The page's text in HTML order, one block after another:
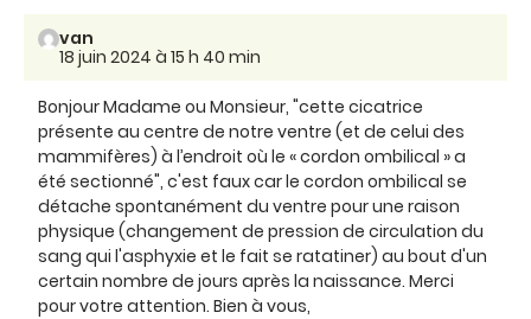
van
18 juin 2024 à 15 h 40 min
Bonjour Madame ou Monsieur, "cette cicatrice
présente au centre de notre ventre (et de celui des
mammifères) à l’endroit où le « cordon ombilical » a
été sectionné", c'est faux car le cordon ombilical se
détache spontanément du ventre pour une raison
physique (changement de pression de circulation du
sang qui l'asphyxie et le fait se ratatiner) au bout d'un
certain nombre de jours après la naissance. Merci
pour votre attention. Bien à vous,